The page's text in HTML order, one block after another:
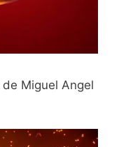
de Miguel Angel